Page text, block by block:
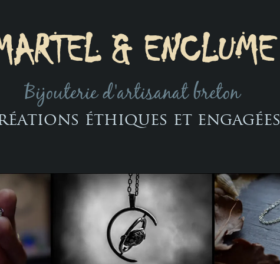
& ENCLUME
Bijouterie d'artisanat breton
éthiques et engagées